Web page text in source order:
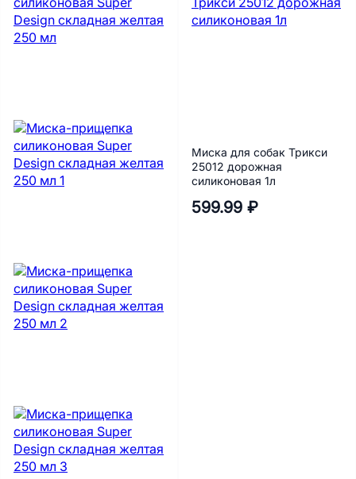
Миска для собак Трикси
25012 дорожная
силиконовая 1л
599.99 ₽